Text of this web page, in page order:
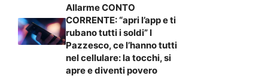
Allarme CONTO
CORRENTE: “apri l’app e ti
rubano tutti i soldi” I
Pazzesco, ce l’hanno tutti
nel cellulare: la tocchi, si
apre e diventi povero